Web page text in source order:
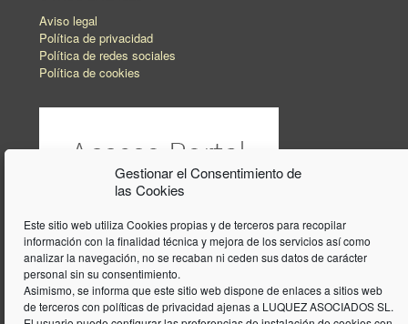
Gestionar el Consentimiento de
las Cookies
Este sitio web utiliza Cookies propias y de terceros para recopilar
información con la finalidad técnica y mejora de los servicios así como
analizar la navegación, no se recaban ni ceden sus datos de carácter
personal sin su consentimiento.
Asimismo, se informa que este sitio web dispone de enlaces a sitios web
de terceros con políticas de privacidad ajenas a LUQUEZ ASOCIADOS SL.
Aviso legal
Política de privacidad
Política de redes sociales
Política de cookies